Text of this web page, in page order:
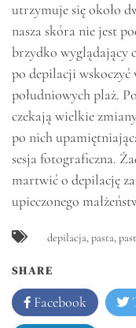
utrzymuje się około
nasza skóra nie jest
brzydko wyglądający
po depilacji
południowych plaż.
czekają wielkie
po nich
sesja fotograficzna.
martwić o depilację
upieczonego
depilacja,pasta,
SHARE
Facebook